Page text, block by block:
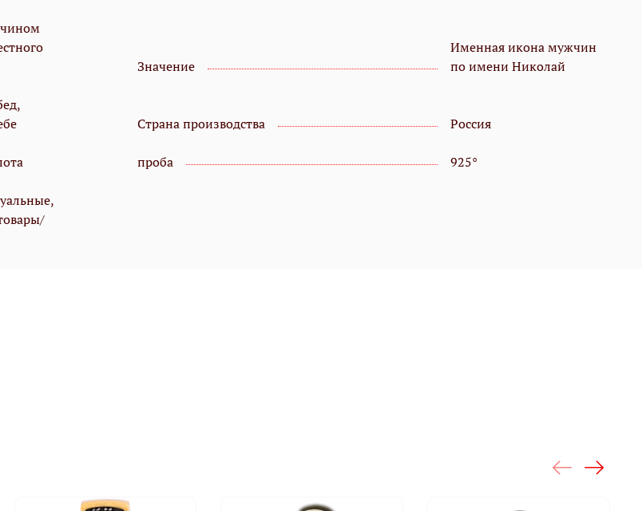
Значение
Именная икона мужчин
по имени Николай
Страна производства Россия
проба 925°